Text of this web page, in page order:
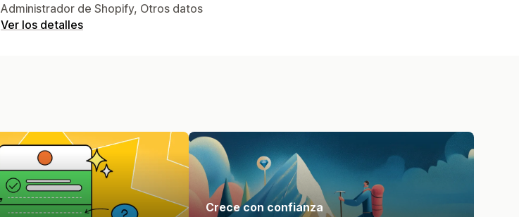
Administrador de Shopify, Otros datos
Ver los detalles
Crece con confianza